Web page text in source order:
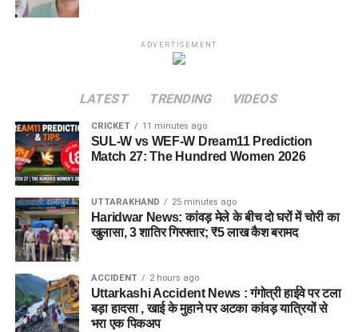
ADVERTISEMENT
LATEST TRENDING VIDEOS
CRICKET 11 minutes ago
SUL-W vs WEF-W Dream11 Prediction
Match 27: The Hundred Women 2026
UTTARAKHAND 25 minutes ago
Haridwar News: कांवड़ मेले के बीच दो घरों में चोरी का
खुलासा, 3 शातिर गिरफ्तार; ₹5 लाख कैश बरामद
ACCIDENT 2 hours ago
Uttarkashi Accident News : गंगोत्री हाईवे पर टला
बड़ा हादसा , खाई के मुहाने पर अटका कांवड़ यात्रियों से
भरा एक पिकअप